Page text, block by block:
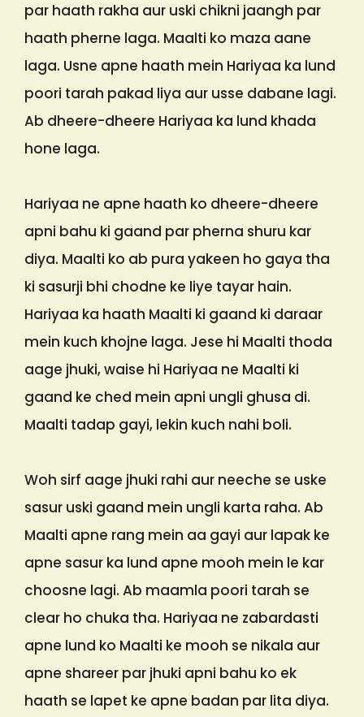
par haath rakha aur uski chikni jaangh par
haath pherne laga. Maalti ko maza aane
laga. Usne apne haath mein Hariyaa ka lund
poori tarah pakad liya aur usse dabane lagi.
Ab dheere-dheere Hariyaa ka lund khada
hone laga.
Hariyaa ne apne haath ko dheere-dheere
apni bahu ki gaand par pherna shuru kar
diya. Maalti ko ab pura yakeen ho gaya tha
ki sasurji bhi chodne ke liye tayar hain.
Hariyaa ka haath Maalti ki gaand ki daraar
mein kuch khojne laga. Jese hi Maalti thoda
aage jhuki, waise hi Hariyaa ne Maalti ki
gaand ke ched mein apni ungli ghusa di.
Maalti tadap gayi, lekin kuch nahi boli.
Woh sirf aage jhuki rahi aur neeche se uske
sasur uski gaand mein ungli karta raha. Ab
Maalti apne rang mein aa gayi aur lapak ke
apne sasur ka lund apne mooh mein le kar
choosne lagi. Ab maamla poori tarah se
clear ho chuka tha. Hariyaa ne zabardasti
apne lund ko Maalti ke mooh se nikala aur
apne shareer par jhuki apni bahu ko ek
haath se lapet ke apne badan par lita diya.